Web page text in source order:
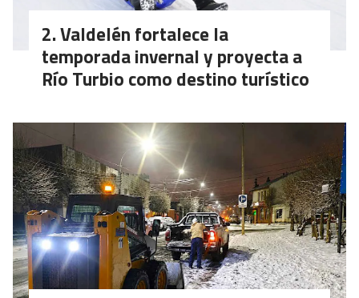
Valdelén fortalece la
temporada invernal y proyecta a
Río Turbio como destino turístico